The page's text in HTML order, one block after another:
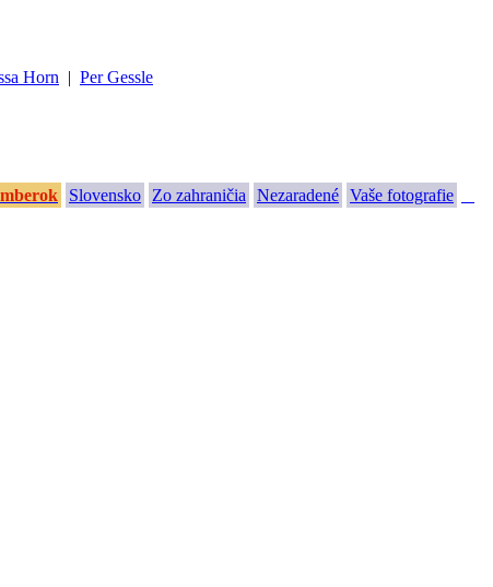
Horn | Per Gessle
Slovensko Zo zahraničia Nezaradené Vaše fotografie